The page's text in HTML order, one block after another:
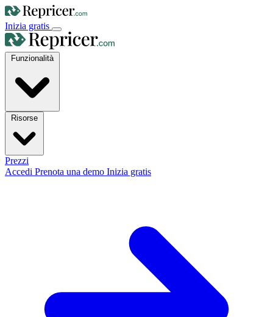
Inizia gratis
Funzionalità
Prezzi
Accedi Prenota una demo Inizia gratis